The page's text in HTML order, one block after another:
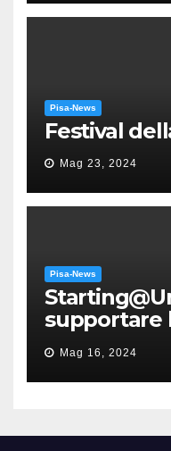
Pisa-News
Festival
Mag 23, 2024
Pisa-News
supportare
all’ERC
Mag 16, 2024